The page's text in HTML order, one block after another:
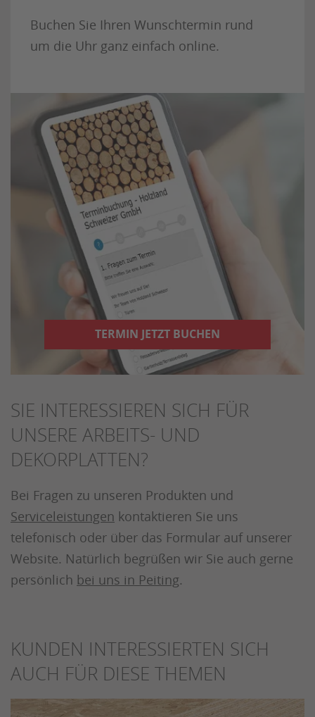
Buchen Sie Ihren Wunschtermin rund
um die Uhr ganz einfach online.
TERMIN JETZT BUCHEN
SIE INTERESSIEREN SICH FÜR
UNSERE ARBEITS- UND
DEKORPLATTEN?
Bei Fragen zu unseren Produkten und
Serviceleistungen kontaktieren Sie uns
telefonisch oder über das Formular auf unserer
Website. Natürlich begrüßen wir Sie auch gerne
persönlich bei uns in Peiting.
KUNDEN INTERESSIERTEN SICH
AUCH FÜR DIESE THEMEN